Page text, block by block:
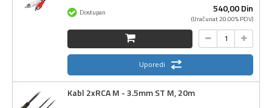
540,00Din
(Uračunat 20.00% PDV)
Dostupan
Uporedi
Kabl 2xRCA M - 3.5mm ST M, 20m